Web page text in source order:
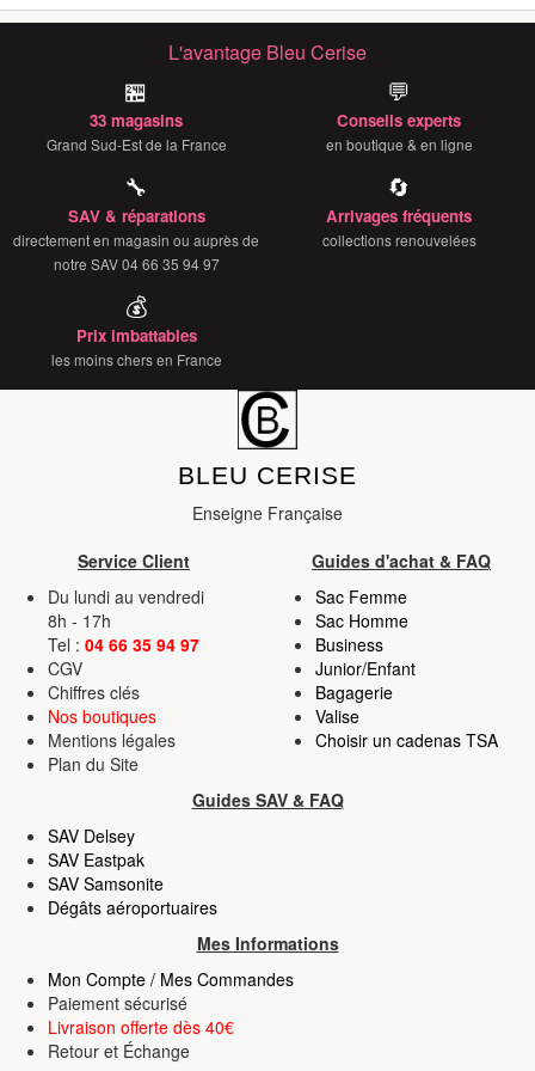
médias sociaux et d'analyser notre trafic. Nous
notre site avec nos partenaires de médias sociaux, de
publicité et d'analyse, qui peuvent combiner celles-ci
avec d'autres informations que vous leur avez fournies
ou qu'ils ont collectées lors de votre utilisation de leurs
L'avantage Bleu Cerise
🏪
33 magasins
Grand Sud-Est de la France
💬
Conseils experts
en boutique & en ligne
🔧
SAV & réparations
directement en magasin ou auprès de
notre SAV 04 66 35 94 97
🔄
Arrivages fréquents
collections renouvelées
💰
Prix imbattables
les moins chers en France
BLEU CERISE
Enseigne Française
Service Client
Guides d'achat & FAQ
Du lundi au vendredi
8h - 17h
Tel : 04 66 35 94 97
CGV
Chiffres clés
Nos boutiques
Mentions légales
Plan du Site
Sac Femme
Sac Homme
Business
Junior/Enfant
Bagagerie
Valise
Choisir un cadenas TSA
Guides SAV & FAQ
SAV Delsey
SAV Eastpak
SAV Samsonite
Dégâts aéroportuaires
Mes Informations
Mon Compte / Mes Commandes
Paiement sécurisé
Livraison offerte dès 40€
Retour et Échange